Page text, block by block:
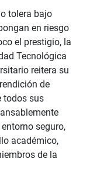
tolera bajo
en riesgo
el prestigio, la
Tecnológica
reitera su
de
todos sus
seguro,
académico,
de la